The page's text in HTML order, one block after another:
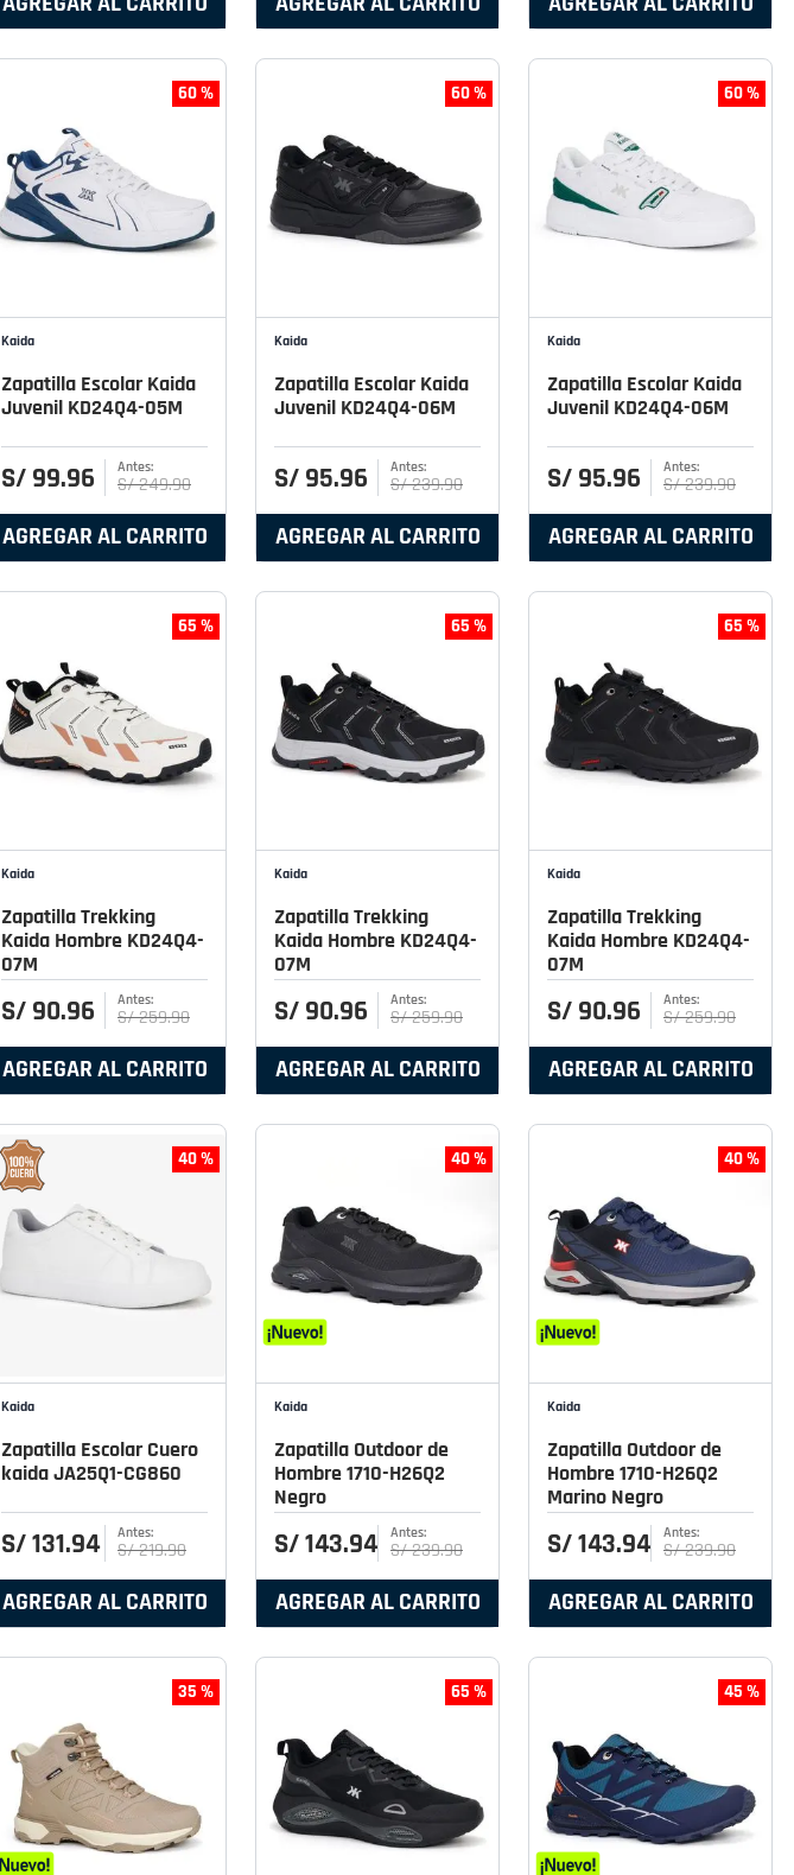
60 %
Kaida
Zapatilla Escolar Kaida
Juvenil KD24Q4-05M
S/ 99.96 S/249.90
AGREGAR AL CARRITO
60 %
Kaida
Zapatilla Escolar Kaida
Juvenil KD24Q4-06M
S/ 95.96 S/239.90
AGREGAR AL CARRITO
60 %
Kaida
Zapatilla Escolar Kaida
Juvenil KD24Q4-06M
S/ 95.96 S/239.90
AGREGAR AL CARRITO
65 %
Kaida
Zapatilla Trekking
Kaida Hombre KD24Q4-
07M
S/ 90.96 S/259.90
AGREGAR AL CARRITO
65 %
Kaida
Zapatilla Trekking
Kaida Hombre KD24Q4-
07M
S/ 90.96 S/259.90
AGREGAR AL CARRITO
65 %
Kaida
Zapatilla Trekking
Kaida Hombre KD24Q4-
07M
S/ 90.96 S/259.90
AGREGAR AL CARRITO
40 %
Kaida
Zapatilla Escolar Cuero
kaida JA25Q1-CG860
S/131.94 S/219.90
AGREGAR AL CARRITO
40 %
Kaida
Zapatilla Outdoor de
Hombre 1710-H26Q2
Negro
S/143.94 S/239.90
AGREGAR AL CARRITO
40 %
Kaida
Zapatilla Outdoor de
Hombre 1710-H26Q2
Marino Negro
S/143.94 S/239.90
AGREGAR AL CARRITO
35 % 65 % 45 %